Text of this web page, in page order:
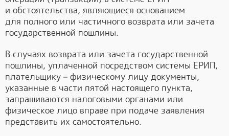
и обстоятельства, являющиеся основанием
для полного или частичного возврата или зачета
государственной пошлины.
В случаях возврата или зачета государственной
пошлины, уплаченной посредством системы ЕРИП,
плательщику – физическому лицу документы,
указанные в части пятой настоящего пункта,
запрашиваются налоговыми органами или
физическое лицо вправе при подаче заявления
представить их самостоятельно.